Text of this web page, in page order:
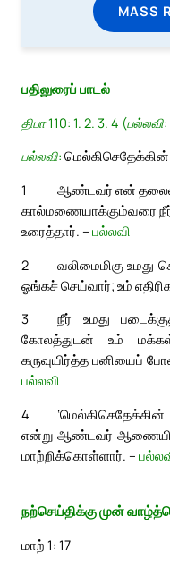
MASS
பதிலுரைப் பாடல்
திபா 110: 1. 2. 3. 4
பல்லவி: மெல்கிசெதேக்கின்
1
ஆண்டவர் என்
கால்மணையாக்கும்வரை நீர்
உரைத்தார். – பல்லவி
2
வலிமைமிகு
ஓங்கச் செய்வார்; உம்
3
நீர் உமது
கோலத்துடன் உம்
கருவுயிர்த்த பனியைப்
பல்லவி
4
என்று ஆண்டவர்
மாற்றிக்கொள்ளார். –
நற்செய்திக்கு முன்
மாற் 1: 17